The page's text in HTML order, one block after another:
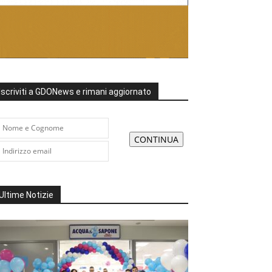
a GDONews e rimani aggiornato
Notizie